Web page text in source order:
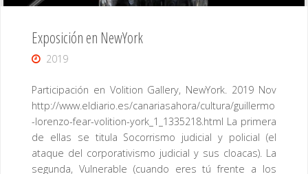
Exposición en NewYork
2019
Participación en Volition Gallery, NewYork. 2019 Nov
http://www.eldiario.es/canariasahora/cultura/guillermo
-lorenzo-fear-volition-york_1_1335218.html La primera
de ellas se titula Socorrismo judicial y policial (el
ataque del corporativismo judicial y sus cloacas). La
segunda, Vulnerable (cuando eres tú frente a los